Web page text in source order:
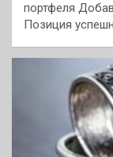
портфеля
Позиция